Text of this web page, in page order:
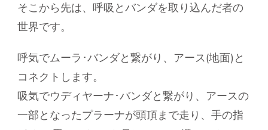
そこから先は、呼吸とバンダを取り込んだ者の
世界です。
呼気でムーラ･バンダと繋がり、アース(地面)と
コネクトします。
吸気でウディヤーナ･バンダと繋がり、アースの
一部となったプラーナが頭頂まで走り、手の指